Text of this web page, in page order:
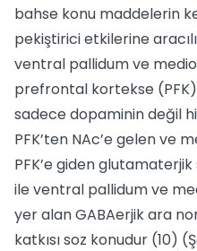
bahse konu maddelerin
pekiştirici etkilerine
ventral pallidum ve
prefrontal kortekse
sadece dopaminin değil
PFK’ten NAc’e gelen ve
PFK’e giden glutamaterjik
ile ventral pallidum ve
yer alan GABAerjik ara
katkısı soz konudur (10)